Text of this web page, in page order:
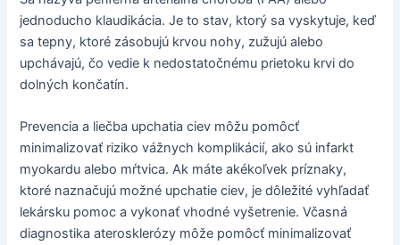
jednoducho klaudikácia. Je to stav, ktorý sa vyskytuje, keď
sa tepny, ktoré zásobujú krvou nohy, zužujú alebo
upchávajú, čo vedie k nedostatočnému prietoku krvi do
dolných končatín.
Prevencia a liečba upchatia ciev môžu pomôcť
minimalizovať riziko vážnych komplikácií, ako sú infarkt
myokardu alebo mŕtvica. Ak máte akékoľvek príznaky,
ktoré naznačujú možné upchatie ciev, je dôležité vyhľadať
lekársku pomoc a vykonať vhodné vyšetrenie. Včasná
diagnostika aterosklerózy môže pomôcť minimalizovať